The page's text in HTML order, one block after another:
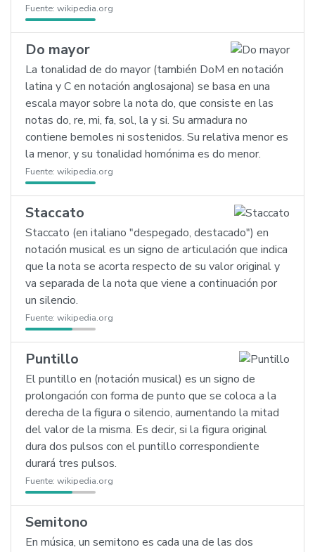
Fuente: wikipedia.org
Do mayor
La tonalidad de do mayor (también DoM en notación
latina y C en notación anglosajona) se basa en una
escala mayor sobre la nota do, que consiste en las
notas do, re, mi, fa, sol, la y si. Su armadura no
contiene bemoles ni sostenidos. Su relativa menor es
la menor, y su tonalidad homónima es do menor.
Fuente: wikipedia.org
Staccato
Staccato (en italiano "despegado, destacado") en
notación musical es un signo de articulación que indica
que la nota se acorta respecto de su valor original y
va separada de la nota que viene a continuación por
un silencio.
Fuente: wikipedia.org
Puntillo
El puntillo en (notación musical) es un signo de
prolongación con forma de punto que se coloca a la
derecha de la figura o silencio, aumentando la mitad
del valor de la misma. Es decir, si la figura original
dura dos pulsos con el puntillo correspondiente
durará tres pulsos.
Fuente: wikipedia.org
Semitono
En música, un semitono es cada una de las dos